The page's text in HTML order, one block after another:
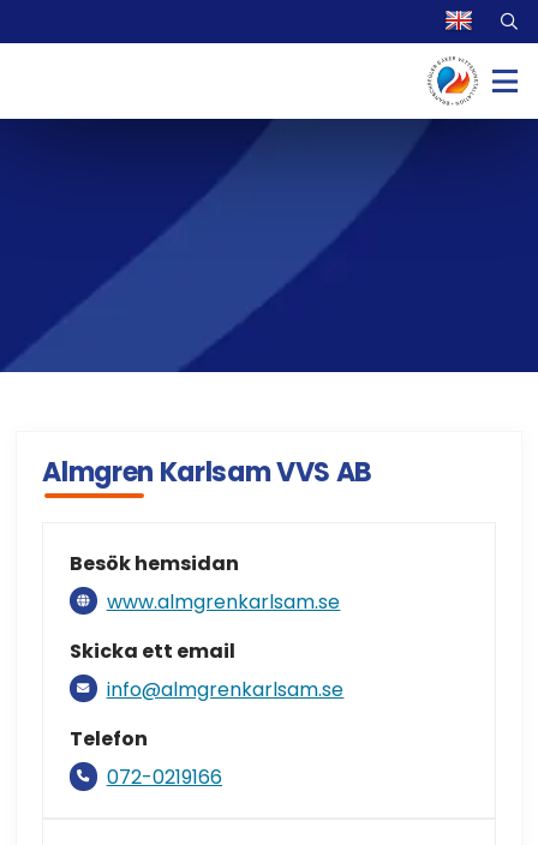
Almgren Karlsam VVS AB
Besök hemsidan
www.almgrenkarlsam.se
Skicka ett email
info@almgrenkarlsam.se
Telefon
072-0219166